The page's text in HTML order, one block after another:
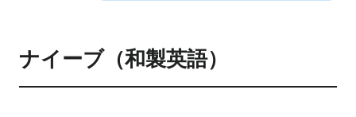
ナイーブ（和製英語）